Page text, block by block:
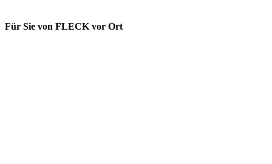
Für Sie von FLECK vor Ort